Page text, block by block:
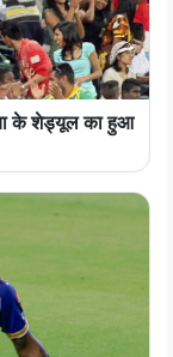
के शेड्यूल का हुआ